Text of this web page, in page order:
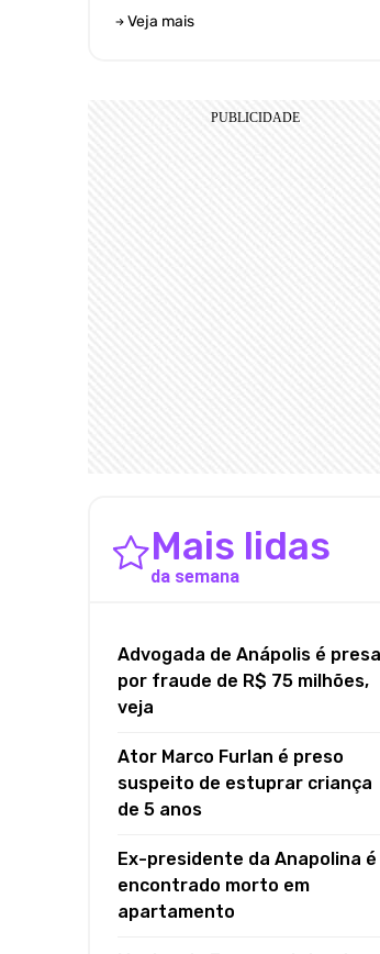
Veja mais
Mais lidas
da semana
Advogada de Anápolis é presa
por fraude de R$ 75 milhões,
veja
Ator Marco Furlan é preso
suspeito de estuprar criança
de 5 anos
Ex-presidente da Anapolina é
encontrado morto em
apartamento